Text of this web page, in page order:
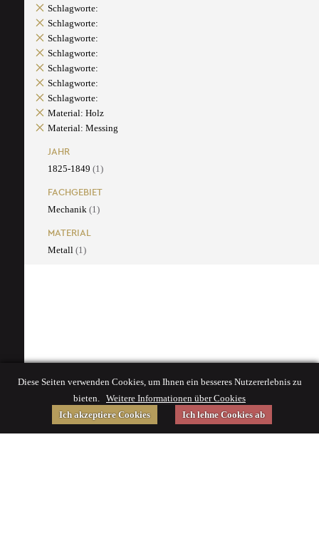
Schlagworte:
Schlagworte:
Schlagworte:
Schlagworte:
Schlagworte:
Schlagworte:
Schlagworte:
Material: Holz
Material: Messing
JAHR
1825-1849 (1)
FACHGEBIET
Mechanik (1)
MATERIAL
Metall (1)
Diese Seiten verwenden Cookies, um Ihnen ein besseres Nutzererlebnis zu
bieten. Weitere Informationen über Cookies
Ich akzeptiere Cookies
Ich lehne Cookies ab